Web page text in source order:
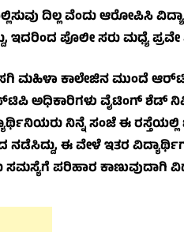
ದಿಲ್ಲ ವೆಂದು
ಇದರಿಂದ ಪೊಲೀ ಸರು ಮಧ್ಯೆ
ಮಹಿಳಾ ಕಾಲೇಜಿನ ಮುಂದೆ ಆರ್‌ಟಿಒ
ಅಧಿಕಾರಿಗಳು ವೈಟಿಂಗ್ ಶೆಡ್
ನಿನ್ನೆ ಸಂಜೆ ಈ
ಈ ವೇಳೆ ಇತರ
ಪರಿಹಾರ ಕಾಣುವುದಾಗಿ